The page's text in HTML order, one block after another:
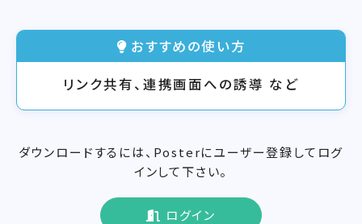
おすすめの使い方
リンク共有、連携画面への誘導 など
ダウンロードするには、Posterにユーザー登録してログ
インして下さい。
ログイン